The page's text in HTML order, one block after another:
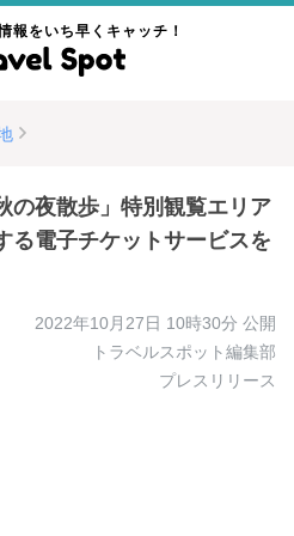
報をいち早くキャッチ！
の夜散歩」特別観覧エリア
る電子チケットサービスを
2022年10月27日 10時30分 公開
トラベルスポット編集部
プレスリリース